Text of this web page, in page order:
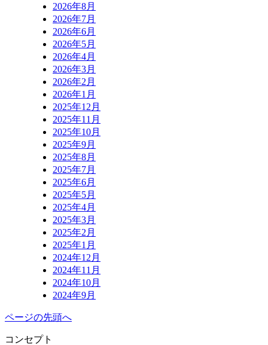
2026年8月
2026年7月
2026年6月
2026年5月
2026年4月
2026年3月
2026年2月
2026年1月
2025年12月
2025年11月
2025年10月
2025年9月
2025年8月
2025年7月
2025年6月
2025年5月
2025年4月
2025年3月
2025年2月
2025年1月
2024年12月
2024年11月
2024年10月
2024年9月
ページの先頭へ
コンセプト